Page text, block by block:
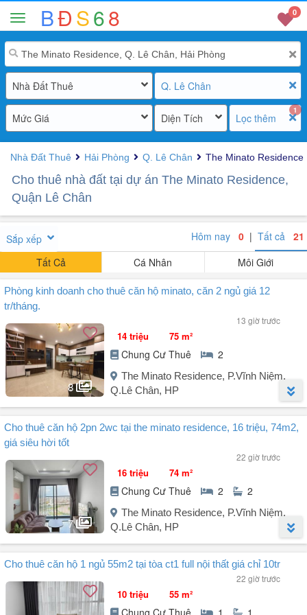
BĐS68 0
Nhà Đất Thuê Q. Lê Chân
Mức Giá Diện Tích
1
Lọc thêm
Nhà Đất Thuê Hải Phòng Q. Lê Chân The Minato Residence
Cho thuê nhà đất tại dự án The Minato Residence,
Quận Lê Chân
Sắp xếp Hôm nay 0 | Tất cả 21
Tất Cả
Cá Nhân Môi Giới
Phòng kinh doanh cho thuê căn hộ minato, căn 2 ngủ giá 12
tr/tháng.
13 giờ trước
8
14 triệu 75 m²
Chung Cư Thuê 2
The Minato Residence, P.Vĩnh Niệm,
Q.Lê Chân, HP
Người đăng: Dương Thị Thu Hằng
(16 tin đăng)
Hiện chúng tôi đang có nhiều căn hộ cho thuê tại The Minato
Residence, đa dạng diện tích, mức giá linh hoạt, phù hợp với nhiều
nhu cầu khác nhau.
Căn hộ nổi bật:
* 2 phòng ngủ
* View nội khu thoáng mát
* Căn hộ nội thất cơ bản
Chúng tôi thông tin minh bạch tư vấn nhanh chóng, tận tâm để giúp
anh/chị tìm được căn hộ phù hợp nhất.
Cho thuê căn hộ 2pn 2wc tại the minato residence, 16 triệu, 74m2,
giá siêu hời tốt
22 giờ trước
7
16 triệu 74 m²
Chung Cư Thuê 2 2
The Minato Residence, P.Vĩnh Niệm,
Q.Lê Chân, HP
Người đăng: Cao Thị Ánh Tuyết
(11 tin đăng)
Tọa lạc tại The Minato Residence, phường An Biên, Hải Phòng -
quận Lê Chân, Hải Phòng cũ, căn hộ chung cư The Minato
Residence là lựa chọn lý tưởng cho những ai tìm kiếm không gian
Cho thuê căn hộ 1 ngủ 55m2 tại tòa ct1 full nội thất giá chỉ 10tr
22 giờ trước
10 triệu 55 m²
Chung Cư Thuê 1 1